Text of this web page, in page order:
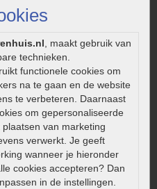
, maakt gebruik van
technieken.
functionele cookies om
na te gaan en de website
te verbeteren. Daarnaast
om gepersonaliseerde
van marketing
verwerkt. Je geeft
wanneer je hieronder
cookies accepteren? Dan
in de instellingen.